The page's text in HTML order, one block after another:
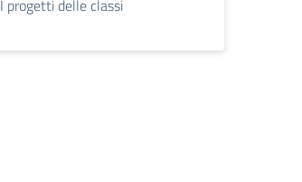
I progetti delle classi